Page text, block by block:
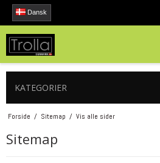
Dansk
KATEGORIER
Forside / Sitemap / Vis alle sider
Sitemap